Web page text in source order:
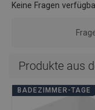
Keine Fragen
Produkte aus
BADEZIMMER-TAGE